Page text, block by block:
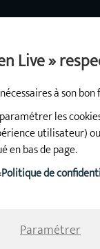
Live »
à son
les
utilisateur)
en bas de page.
Politique de
Paramétrer